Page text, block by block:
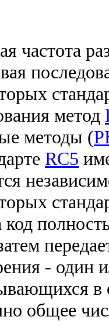
частота
метод
методы (
RC5
код
- один
в
общее